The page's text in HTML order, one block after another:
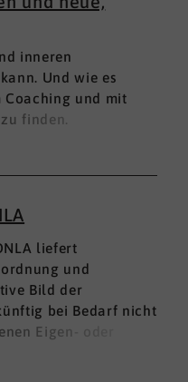
inneren
Und wie es
und mit
finden.
liefert
und
Bild der
bei Bedarf nicht
Eigen- oder